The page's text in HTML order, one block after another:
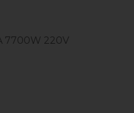
7700W 220V